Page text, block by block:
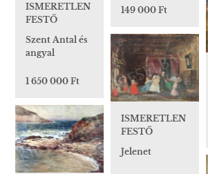
149 000 Ft
ISMERETLEN
FESTŐ
Szent Antal és
angyal
1 650 000 Ft
ISMERETLEN
FESTŐ
Jelenet